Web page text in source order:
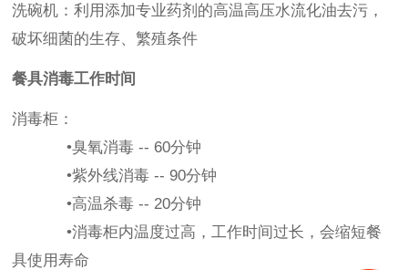
洗碗机：利用添加专业药剂的高温高压水流化油去污，
破坏细菌的生存、繁殖条件
餐具消毒工作时间
消毒柜：
•臭氧消毒 -- 60分钟
•紫外线消毒 -- 90分钟
•高温杀毒 -- 20分钟
•消毒柜内温度过高，工作时间过长，会缩短餐
具使用寿命